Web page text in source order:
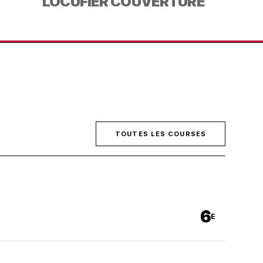
TOUTES LES COURSES
6E